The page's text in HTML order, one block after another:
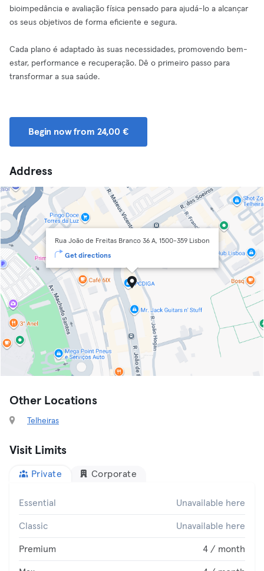
bioimpedância e avaliação física pensado para ajudá-lo a alcançar
os seus objetivos de forma eficiente e segura.
Cada plano é adaptado às suas necessidades, promovendo bem-
estar, performance e recuperação. Dê o primeiro passo para
transformar a sua saúde.
Begin now from 24,00 €
Address
Rua João de Freitas Branco 36 A, 1500-359 Lisbon
Get directions
Other Locations
Telheiras
Visit Limits
Private Corporate
Essential Unavailable here
Classic Unavailable here
Premium 4 / month